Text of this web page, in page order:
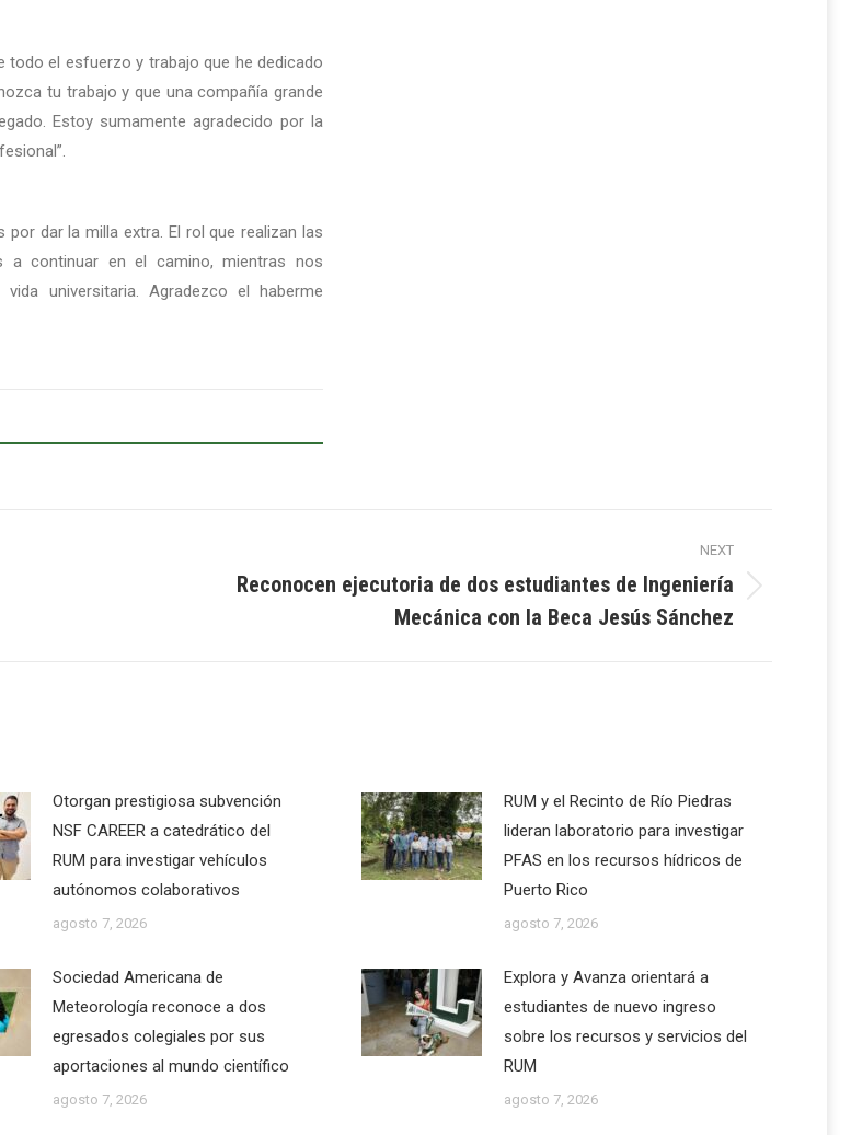
todo el esfuerzo y trabajo que he dedicado
tu trabajo y que una compañía grande
Estoy sumamente agradecido por la
dar la milla extra. El rol que realizan las
continuar en el camino, mientras nos
universitaria. Agradezco el haberme
NEXT
Reconocen ejecutoria de dos estudiantes de Ingeniería
Mecánica con la Beca Jesús Sánchez
Otorgan prestigiosa subvención
NSF CAREER a catedrático del
RUM para investigar vehículos
autónomos colaborativos
agosto 7, 2026
RUM y el Recinto de Río Piedras
lideran laboratorio para investigar
PFAS en los recursos hídricos de
Puerto Rico
agosto 7, 2026
Sociedad Americana de
Meteorología reconoce a dos
egresados colegiales por sus
aportaciones al mundo científico
agosto 7, 2026
Explora y Avanza orientará a
estudiantes de nuevo ingreso
sobre los recursos y servicios del
RUM
agosto 7, 2026